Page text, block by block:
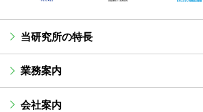
当研究所の特長
業務案内
会社案内